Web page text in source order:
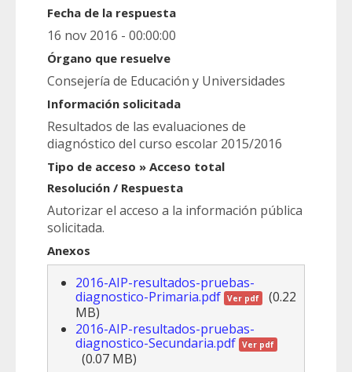
Fecha de la respuesta
16 nov 2016 - 00:00:00
Órgano que resuelve
Consejería de Educación y Universidades
Información solicitada
Resultados de las evaluaciones de
diagnóstico del curso escolar 2015/2016
Tipo de acceso » Acceso total
Resolución / Respuesta
Autorizar el acceso a la información pública
solicitada.
Anexos
2016-AIP-resultados-pruebas-
diagnostico-Primaria.pdf Ver pdf
(0.22
MB)
2016-AIP-resultados-pruebas-
diagnostico-Secundaria.pdf Ver pdf
(0.07 MB)